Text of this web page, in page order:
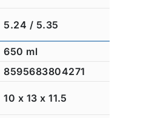
5.24 / 5.35
650 ml
8595683804271
10 x 13 x 11.5